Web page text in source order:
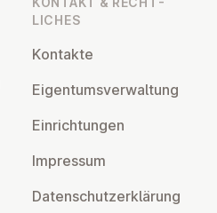
LICHES
Kontakte
Ei­gentums­ver­wal­tung
Ein­rich­tun­gen
Impressum
Datens­chutzerklärung